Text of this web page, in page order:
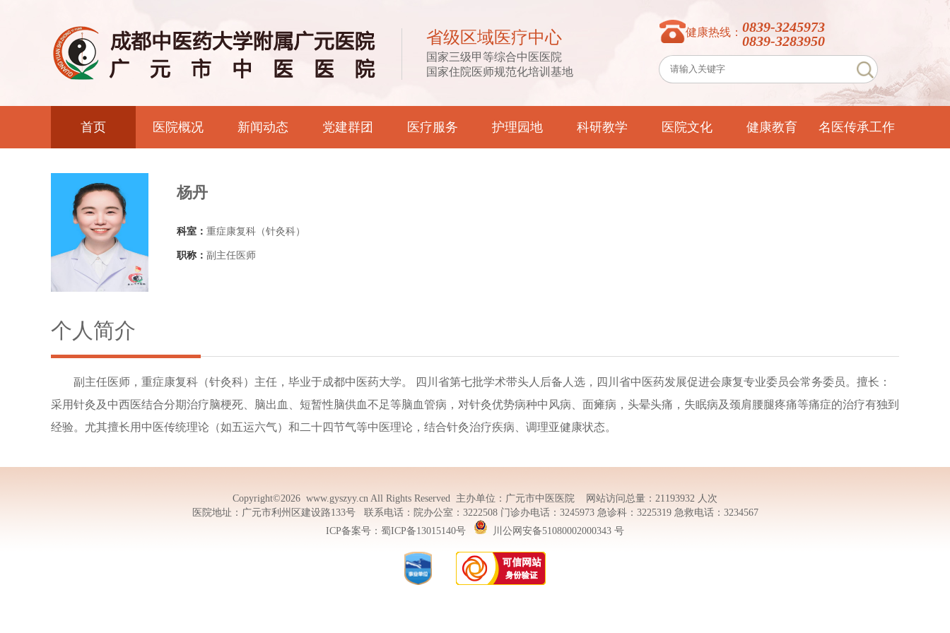
省级区域医疗中心
国家三级甲等综合中医医院
国家住院医师规范化培训基地
健康热线： 0839-3245973
0839-3283950
首页 医院概况 新闻动态 党建群团 医疗服务 护理园地 科研教学 医院文化 健康教育 名医传承工作
杨丹
科室： 重症康复科（针灸科）
职称： 副主任医师
个人简介
副主任医师，重症康复科（针灸科）主任，毕业于成都中医药大学。 四川省第七批学术带头人后备人选，四川省中医药发展促进会康复专业委员会常务委员。擅长：
采用针灸及中西医结合分期治疗脑梗死、脑出血、短暂性脑供血不足等脑血管病，对针灸优势病种中风病、面瘫病，头晕头痛，失眠病及颈肩腰腿疼痛等痛症的治疗有独到
经验。尤其擅长用中医传统理论（如五运六气）和二十四节气等中医理论，结合针灸治疗疾病、调理亚健康状态。
Copyright©2026 www.gyszyy.cn All Rights Reserved 主办单位：广元市中医医院 网站访问总量：21193932 人次
医院地址：广元市利州区建设路133号 联系电话：院办公室：3222508 门诊办电话：3245973 急诊科：3225319 急救电话：3234567
ICP备案号： 蜀ICP备13015140号 川公网安备51080002000343 号